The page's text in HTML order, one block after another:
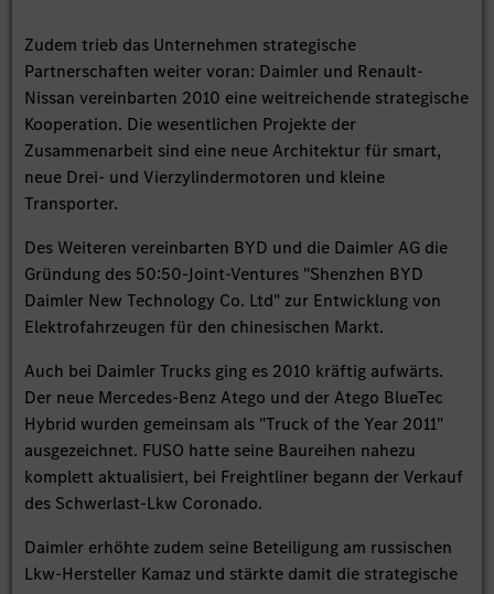
Zudem trieb das Unternehmen strategische
Partnerschaften weiter voran: Daimler und Renault-
Nissan vereinbarten 2010 eine weitreichende strategische
Kooperation. Die wesentlichen Projekte der
Zusammenarbeit sind eine neue Architektur für smart,
neue Drei- und Vierzylindermotoren und kleine
Transporter.
Des Weiteren vereinbarten BYD und die Daimler AG die
Gründung des 50:50-Joint-Ventures "Shenzhen BYD
Daimler New Technology Co. Ltd" zur Entwicklung von
Elektrofahrzeugen für den chinesischen Markt.
Auch bei Daimler Trucks ging es 2010 kräftig aufwärts.
Der neue Mercedes-Benz Atego und der Atego BlueTec
Hybrid wurden gemeinsam als "Truck of the Year 2011"
ausgezeichnet. FUSO hatte seine Baureihen nahezu
komplett aktualisiert, bei Freightliner begann der Verkauf
des Schwerlast-Lkw Coronado.
Daimler erhöhte zudem seine Beteiligung am russischen
Lkw-Hersteller Kamaz und stärkte damit die strategische